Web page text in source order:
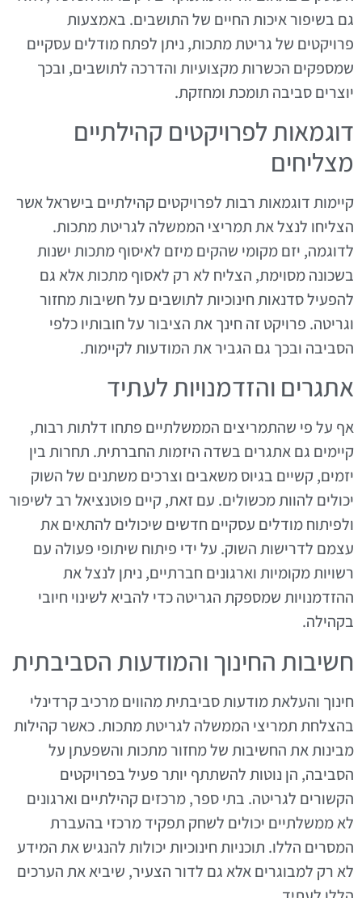
גם בשיפור איכות החיים של התושבים. באמצעות
פרויקטים של גריטת מתכות, ניתן לפתח מודלים עסקיים
שמספקים הכשרות מקצועיות והדרכה לתושבים, ובכך
יוצרים סביבה תומכת ומחזקת.
דוגמאות לפרויקטים קהילתיים
מצליחים
קיימות דוגמאות רבות לפרויקטים קהילתיים בישראל אשר
הצליחו לנצל את תמריצי הממשלה לגריטת מתכות.
לדוגמה, יזם מקומי שהקים מיזם לאיסוף מתכות ישנות
בשכונה מסוימת, הצליח לא רק לאסוף מתכות אלא גם
להפעיל סדנאות חינוכיות לתושבים על חשיבות מחזור
וגריטה. פרויקט זה חינך את הציבור על חובותיו כלפי
הסביבה ובכך גם הגביר את המודעות לקיימות.
אתגרים והזדמנויות לעתיד
אף על פי שהתמריצים הממשלתיים פתחו דלתות רבות,
קיימים גם אתגרים בשדה היזמות החברתית. תחרות בין
יזמים, קשיים בגיוס משאבים וצרכים משתנים של השוק
יכולים להוות מכשולים. עם זאת, קיים פוטנציאל רב לשיפור
ולפיתוח מודלים עסקיים חדשים שיכולים להתאים את
עצמם לדרישות השוק. על ידי פיתוח שיתופי פעולה עם
רשויות מקומיות וארגונים חברתיים, ניתן לנצל את
ההזדמנויות שמספקת הגריטה כדי להביא לשינוי חיובי
בקהילה.
חשיבות החינוך והמודעות הסביבתית
חינוך והעלאת מודעות סביבתית מהווים מרכיב קרדינלי
בהצלחת תמריצי הממשלה לגריטת מתכות. כאשר קהילות
מבינות את החשיבות של מחזור מתכות והשפעתן על
הסביבה, הן נוטות להשתתף יותר פעיל בפרויקטים
הקשורים לגריטה. בתי ספר, מרכזים קהילתיים וארגונים
לא ממשלתיים יכולים לשחק תפקיד מרכזי בהעברת
המסרים הללו. תוכניות חינוכיות יכולות להנגיש את המידע
לא רק למבוגרים אלא גם לדור הצעיר, שיביא את הערכים